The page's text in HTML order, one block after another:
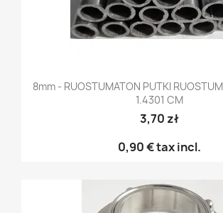
8mm - RUOSTUMATON PUTKI
1.4301 CM
3,70 zł
0,90 €tax incl.